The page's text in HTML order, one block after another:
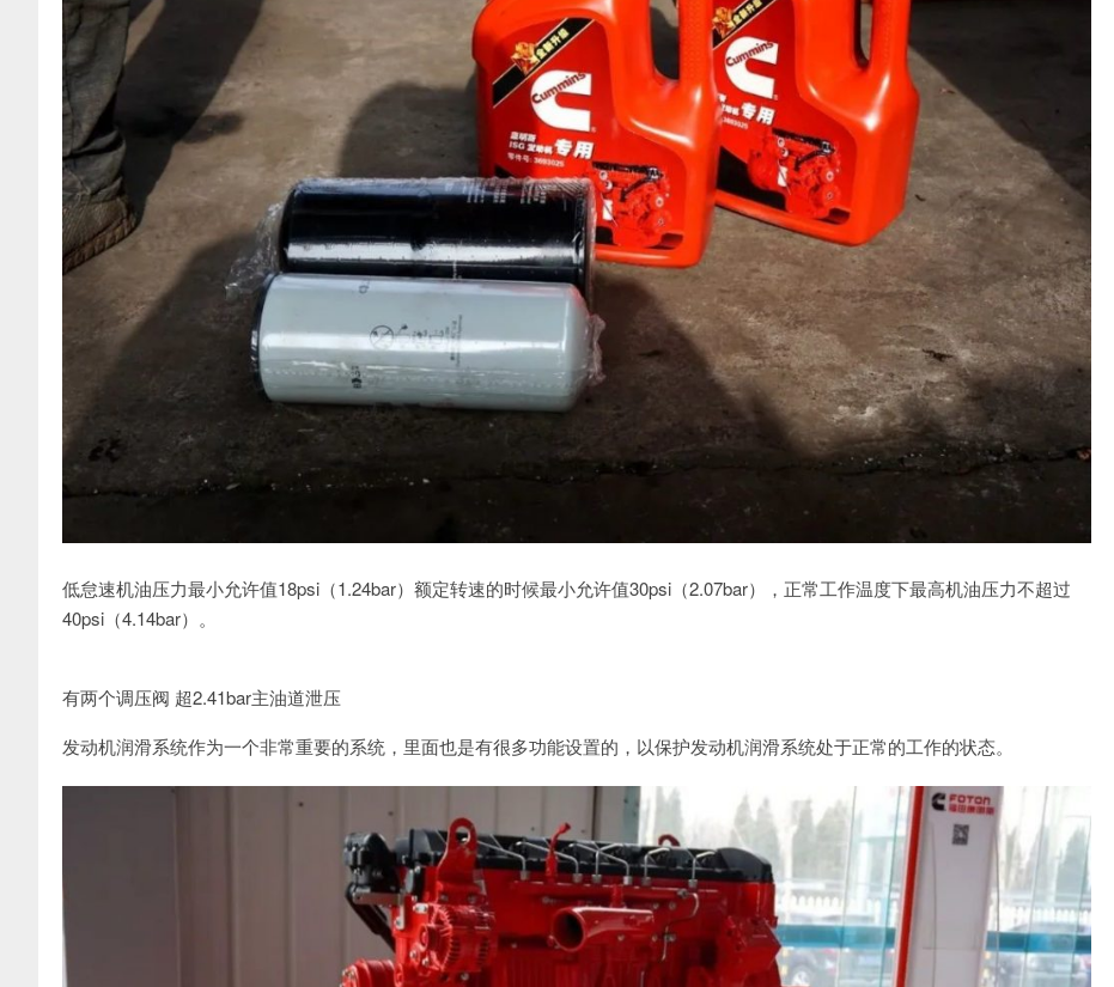
低怠速机油压力最小允许值18psi（1.24bar）额定转速的时候最小允许值30psi（2.07bar），正常工作温度下最高机油压力不超过
40psi（4.14bar）。
有两个调压阀 超2.41bar主油道泄压
发动机润滑系统作为一个非常重要的系统，里面也是有很多功能设置的，以保护发动机润滑系统处于正常的工作的状态。